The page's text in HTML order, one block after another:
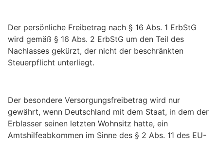
Der persönliche Freibetrag nach § 16 Abs. 1 ErbStG
wird gemäß § 16 Abs. 2 ErbStG um den Teil des
Nachlasses gekürzt, der nicht der beschränkten
Steuerpflicht unterliegt.
Der besondere Versorgungsfreibetrag wird nur
gewährt, wenn Deutschland mit dem Staat, in dem der
Erblasser seinen letzten Wohnsitz hatte, ein
Amtshilfeabkommen im Sinne des § 2 Abs. 11 des EU-